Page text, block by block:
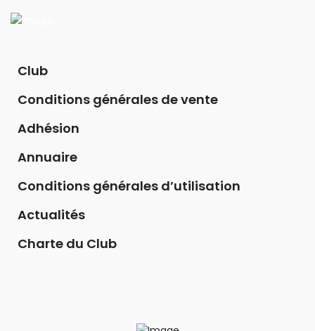
Club
Conditions générales de vente
Adhésion
Annuaire
Conditions générales d’utilisation
Actualités
Charte du Club